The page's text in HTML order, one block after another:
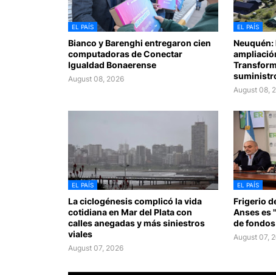
EL PAÍS
Bianco y Barenghi entregaron cien
computadoras de Conectar
Igualdad Bonaerense
August 08, 2026
EL PAÍS
August 08,
EL PAÍS
La ciclogénesis complicó la vida
cotidiana en Mar del Plata con
calles anegadas y más siniestros
viales
August 07, 2026
EL PAÍS
Frigerio
Anses es
de
August 07,